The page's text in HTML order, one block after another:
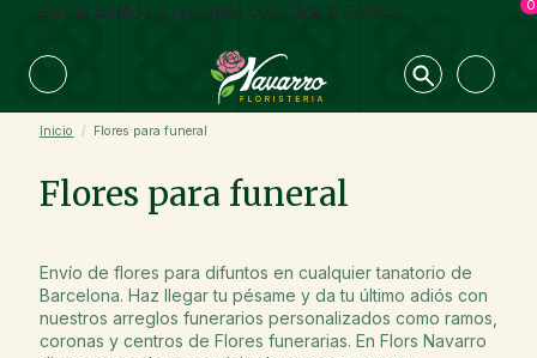
Haz tu pedido y recogelo con Click & Collect 0
Inicio Flores para funeral
Flores para funeral
Envío de flores para difuntos en cualquier tanatorio de
Barcelona. Haz llegar tu pésame y da tu último adiós con
nuestros arreglos funerarios personalizados como ramos,
coronas y centros de Flores funerarias. En Flors Navarro